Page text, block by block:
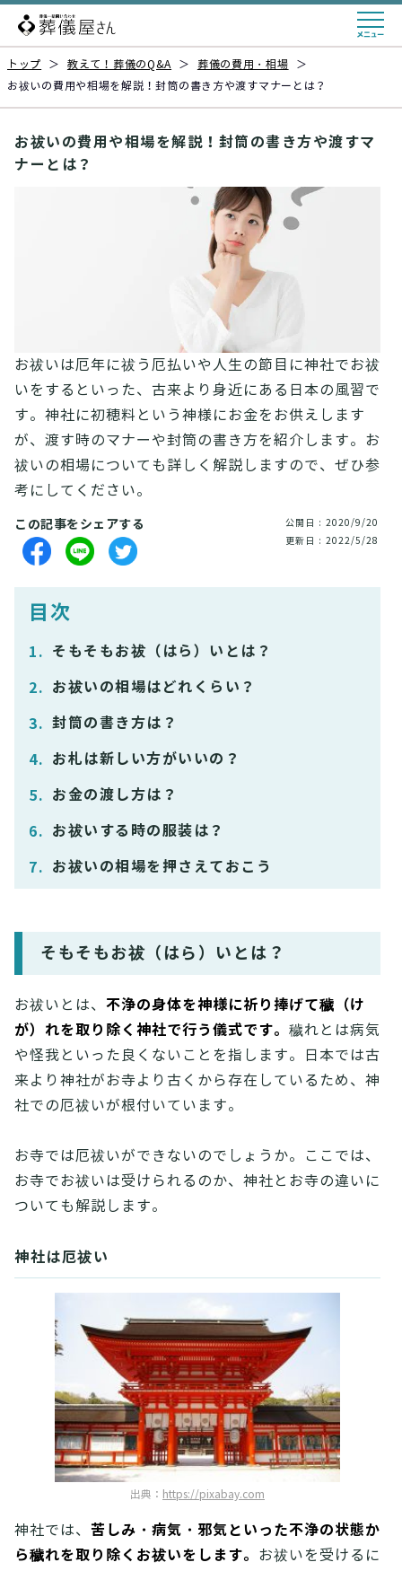
トップ ＞ 教えて！葬儀のQ&A ＞ 葬儀の費用・相場
＞
お祓いの費用や相場を解説！封筒の書き方や渡すマナーとは？
お祓いの費用や相場を解説！封筒の書き方や渡すマ
ナーとは？
お祓いは厄年に祓う厄払いや人生の節目に神社でお祓
いをするといった、古来より身近にある日本の風習で
す。神社に初穂料という神様にお金をお供えします
が、渡す時のマナーや封筒の書き方を紹介します。お
祓いの相場についても詳しく解説しますので、ぜひ参
考にしてください。
この記事をシェアする
公開日 : 2020/9/20
更新日 : 2022/5/28
目次
そもそもお祓（はら）いとは？
お祓いの相場はどれくらい？
封筒の書き方は？
お札は新しい方がいいの？
お金の渡し方は？
お祓いする時の服装は？
お祓いの相場を押さえておこう
そもそもお祓（はら）いとは？
お祓いとは、 不浄の身体を神様に祈り捧げて穢（け
が）れを取り除く神社で行う儀式です。 穢れとは病気
や怪我といった良くないことを指します。日本では古
来より神社がお寺より古くから存在しているため、神
社での厄祓いが根付いています。
お寺では厄祓いができないのでしょうか。ここでは、
お寺でお祓いは受けられるのか、神社とお寺の違いに
ついても解説します。
神社は厄祓い
出典： https://pixabay.com
神社では、 苦しみ・病気・邪気といった不浄の状態か
ら穢れを取り除くお祓いをします。
お祓いを受けるに